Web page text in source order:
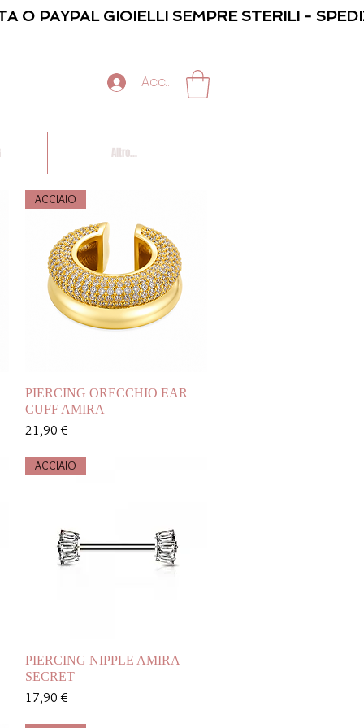
O PAYPAL GIOIELLI SEMPRE STERILI -
Accedi
Altro...
Vista rapida
ACCIAIO
PIERCING ORECCHIO EAR
CUFF AMIRA
Prezzo
21,90 €
Vista rapida
ACCIAIO
PIERCING NIPPLE AMIRA
SECRET
Prezzo
17,90 €